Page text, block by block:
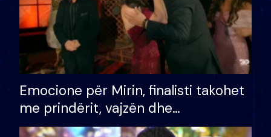
Emocione për Mirin, finalisti takohet
me prindërit, vajzën dhe
bashkëshorten: S’kemi ndonjë letër